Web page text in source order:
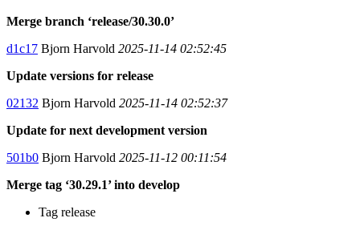
Merge branch ‘release/30.30.0’
d1c17 Bjorn Harvold 2025-11-14 02:52:45
Update versions for release
02132 Bjorn Harvold 2025-11-14 02:52:37
Update for next development version
501b0 Bjorn Harvold 2025-11-12 00:11:54
Merge tag ‘30.29.1’ into develop
Tag release